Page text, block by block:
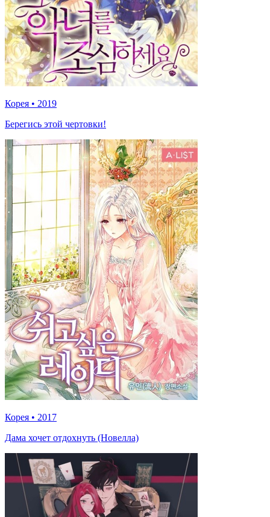
Корея • 2019
Берегись этой чертовки!
Корея • 2017
Дама хочет отдохнуть (Новелла)